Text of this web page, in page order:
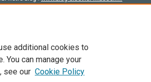
et ses contributeurs. Tout les droits sont réservés,
additional cookies to
You can manage your
see our Cookie Policy